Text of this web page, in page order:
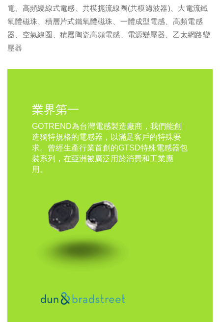
電、高頻繞線式電感、共模扼流線圈(共模濾波器)、 大電流鐵
氧體磁珠、 積層片式鐵氧體磁珠、一體成型電感、高頻電感
器、空氣線圈、積層陶瓷高頻電感、電源變壓器、乙太網路變
壓器
業界第一
GOTREND為台灣電感製造廠商，我們能創
造獨特規格的電感器，以滿足客戶的特殊要
求。曾經生產行業首創的GTSD特殊電感器包
裝系列，在亞洲被廣泛用於消費和工業應
用。